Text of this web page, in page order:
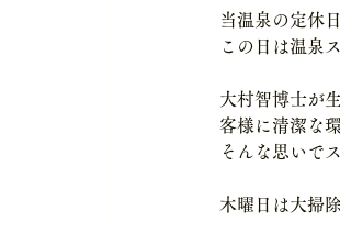
当温泉の定休
この日は温泉
大村智博士が
客様に清潔な
そんな思いで
木曜日は大掃